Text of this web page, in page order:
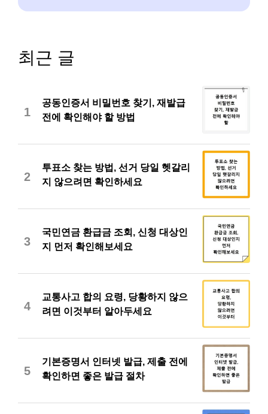
최근 글
1
공동인증서 비밀번호 찾기, 재발급
전에 확인해야 할 방법
2
투표소 찾는 방법, 선거 당일 헷갈리
지 않으려면 확인하세요
3
국민연금 환급금 조회, 신청 대상인
지 먼저 확인해보세요
4
교통사고 합의 요령, 당황하지 않으
려면 이것부터 알아두세요
5
기본증명서 인터넷 발급, 제출 전에
확인하면 좋은 발급 절차